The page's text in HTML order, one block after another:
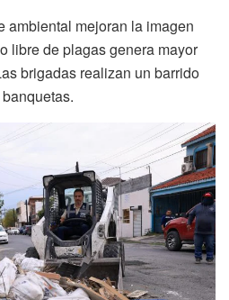
ambiental mejoran la imagen
libre de plagas genera mayor
brigadas realizan un barrido